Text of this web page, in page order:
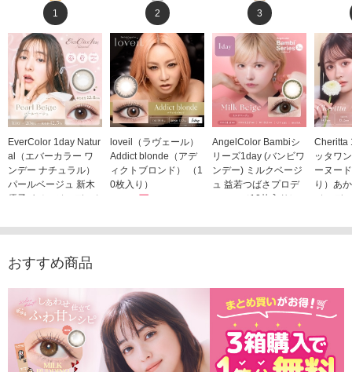
1
EverColor 1day Natur
al（エバーカラー ワ
ンデー ナチュラル）
パールベージュ 新木
優子イメージモデルカ
2,598円(税込)
2
loveil（ラヴェール）
Addict blonde（アデ
ィクトブロンド） （1
0枚入り）
1,760円
3
AngelColor Bambiシ
リーズ1day (バンビワ
ンデー) ミルクベージ
ュ 益若つばさプロデ
ュース（10枚入り）
Cheritta
ッタワ
ーヌー
り）あ
ジモデル
おすすめ商品